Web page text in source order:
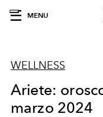
MENU
WELLNESS
Ariete:
marzo 2024